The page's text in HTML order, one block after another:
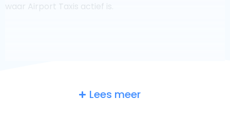
waar Airport Taxis actief is.
Lees meer